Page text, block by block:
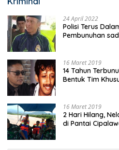
24 April 2022
Polisi Terus
Pembunuhan
16 Maret 2019
14 Tahun
Bentuk Tim
16 Maret 2019
2 Hari Hilang,
di Pantai